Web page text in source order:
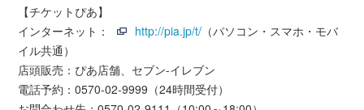
【チケットぴあ】
インターネット：
http://pia.jp/t/ （パソコン・スマホ・モバ
イル共通）
店頭販売：ぴあ店舗、セブン-イレブン
電話予約：0570-02-9999（24時間受付）